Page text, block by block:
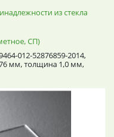
из стекла
СП)
012-52876859-2014,
мм, толщина 1,0 мм,